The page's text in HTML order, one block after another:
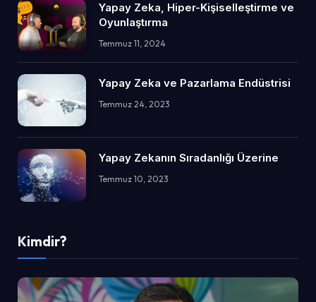
Yapay Zeka, Hiper-Kişiselleştirme ve
Oyunlaştırma
Temmuz 11, 2024
Yapay Zeka ve Pazarlama Endüstrisi
Temmuz 24, 2023
Yapay Zekanın Sıradanlığı Üzerine
Temmuz 10, 2023
Kimdir?